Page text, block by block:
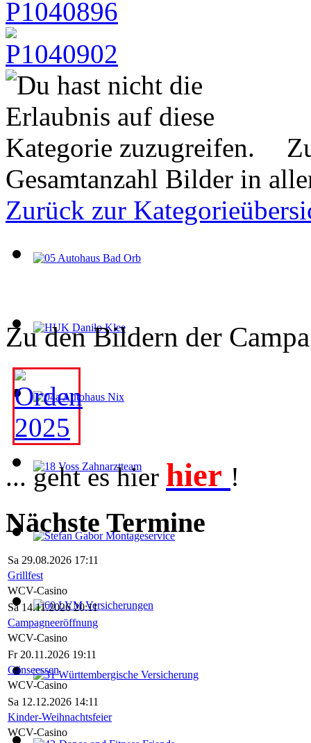
Gesamtanzahl Bilder in
Zurück zur
Zu den Bildern der
... geht es hier hier !
Nächste Termine
Sa 29.08.2026 17:11
Grillfest
WCV-Casino
Sa 14.11.2026 20:11
Campagneeröffnung
WCV-Casino
Fr 20.11.2026 19:11
Gänseessen
WCV-Casino
Sa 12.12.2026 14:11
Kinder-Weihnachtsfeier
WCV-Casino